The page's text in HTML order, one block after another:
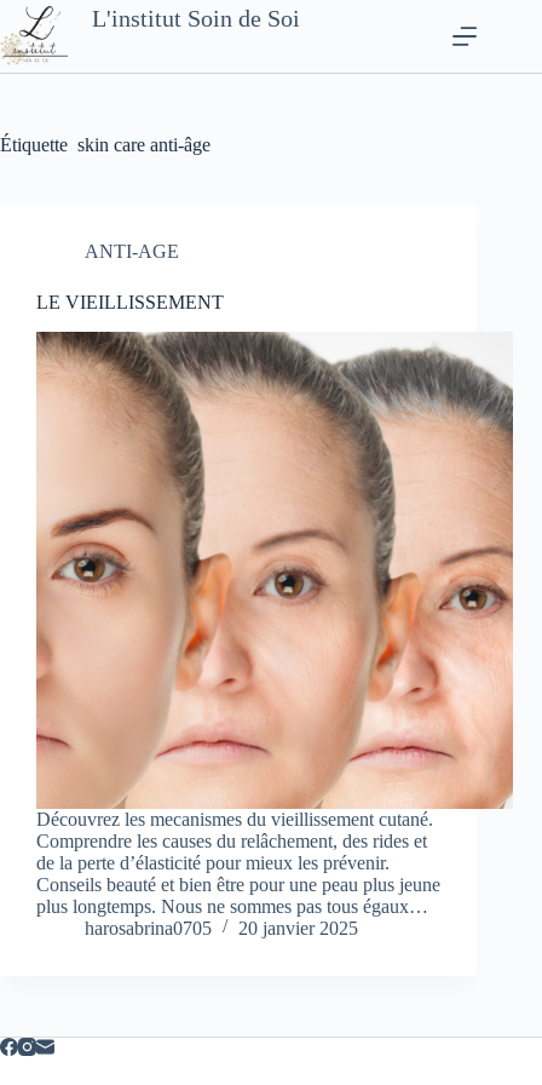
L'institut Soin de Soi
Étiquette skin care anti-âge
ANTI-AGE
LE VIEILLISSEMENT
Découvrez les mecanismes du vieillissement cutané.
Comprendre les causes du relâchement, des rides et
de la perte d’élasticité pour mieux les prévenir.
Conseils beauté et bien être pour une peau plus jeune
plus longtemps. Nous ne sommes pas tous égaux…
harosabrina0705
20 janvier 2025